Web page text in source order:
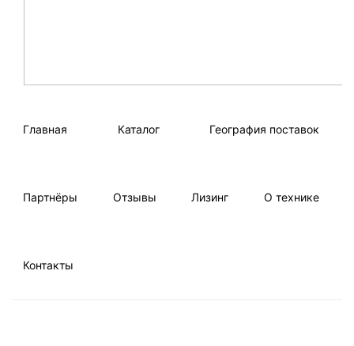
Главная Каталог География поставок
Партнёры Отзывы Лизинг О технике
Контакты